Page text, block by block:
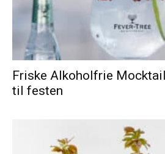
Friske Alkoholfrie
til festen